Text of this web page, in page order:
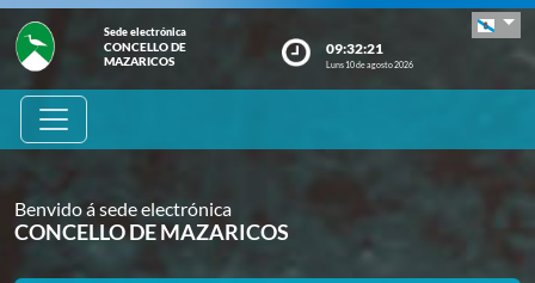
Sede electrónica
CONCELLO DE
MAZARICOS
09:32:21
Luns 10 de agosto 2026
Benvido á sede electrónica
CONCELLO DE MAZARICOS